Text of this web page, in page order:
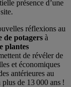
présence d’une
réflexions au
de potagers à
plantes
de révéler de
et économiques
antérieures au
de 13 000 ans !